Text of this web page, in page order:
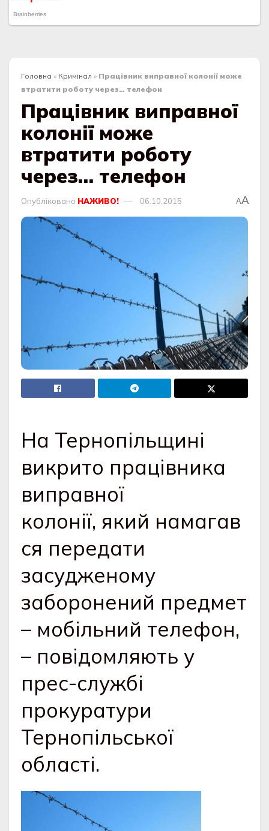
Головна » Кримінал » Працівник виправної колонії може
втратити роботу через… телефон
Працівник виправної
колонії може
втратити роботу
через… телефон
Опубліковано НАЖИВО! 06.10.2015 AA
На Тернопільщині
викрито працівника
виправної
колонії, який намагав
ся передати
засудженому
заборонений предмет
– мобільний телефон,
– повідомляють у
прес-службі
прокуратури
Тернопільської
області.